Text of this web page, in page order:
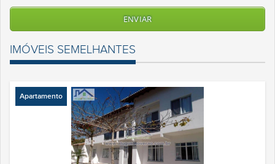
IMÓVEIS SEMELHANTES
Apartamento